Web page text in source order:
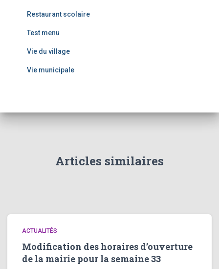
Restaurant scolaire
Test menu
Vie du village
Vie municipale
Articles similaires
ACTUALITÉS
Modification des horaires d’ouverture
de la mairie pour la semaine 33